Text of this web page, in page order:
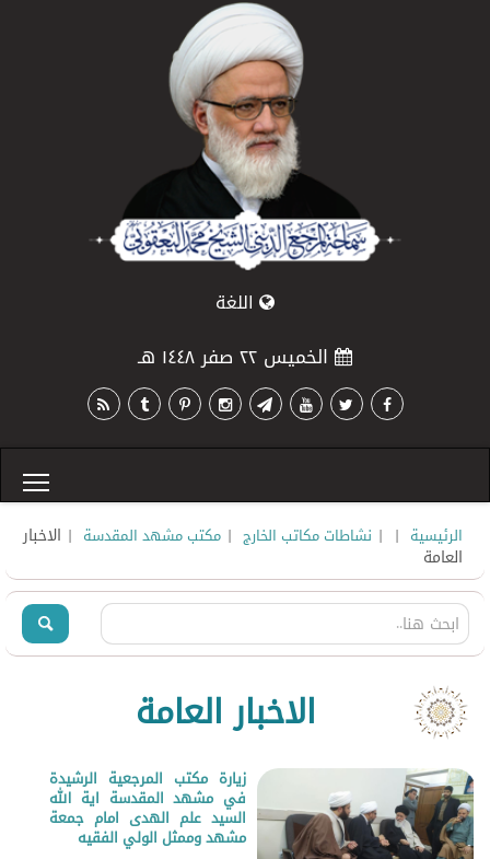
اللغة
الخميس ٢٢ صفر ١٤٤٨ هـ
الرئيسية |
| نشاطات مكاتب الخارج | مكتب مشهد المقدسة | الاخبار
العامة
الاخبار العامة
زيارة مكتب المرجعية الرشيدة
في مشهد المقدسة اية الله
السيد علم الهدى امام جمعة
مشهد وممثل الولي الفقيه